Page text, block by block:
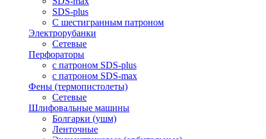
SDS-plus
С шестигранным патроном
Электрорубанки
Сетевые
Перфораторы
с патроном SDS-plus
с патроном SDS-max
Фены (термопистолеты)
Сетевые
Шлифовальные машины
Болгарки (ушм)
Ленточные